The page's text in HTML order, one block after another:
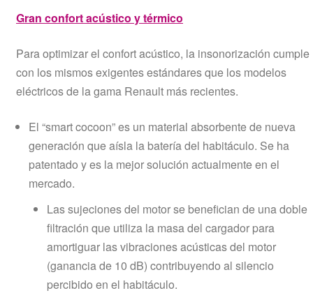
Gran confort acústico y térmico
Para optimizar el confort acústico, la insonorización cumple
con los mismos exigentes estándares que los modelos
eléctricos de la gama Renault más recientes.
El “smart cocoon” es un material absorbente de nueva
generación que aísla la batería del habitáculo. Se ha
patentado y es la mejor solución actualmente en el
mercado.
Las sujeciones del motor se benefician de una doble
filtración que utiliza la masa del cargador para
amortiguar las vibraciones acústicas del motor
(ganancia de 10 dB) contribuyendo al silencio
percibido en el habitáculo.